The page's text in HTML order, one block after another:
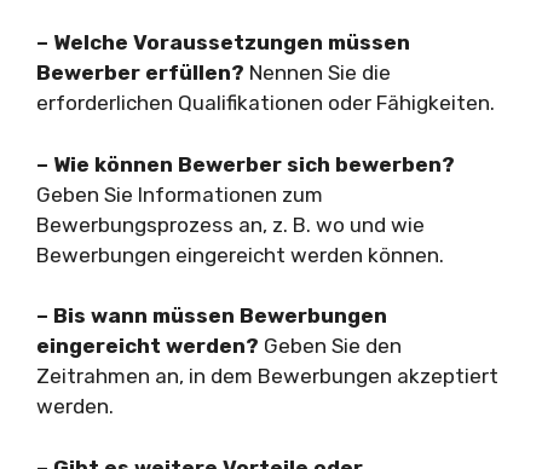
– Welche Voraussetzungen müssen
Bewerber erfüllen? Nennen Sie die
erforderlichen Qualifikationen oder Fähigkeiten.
– Wie können Bewerber sich bewerben?
Geben Sie Informationen zum
Bewerbungsprozess an, z. B. wo und wie
Bewerbungen eingereicht werden können.
– Bis wann müssen Bewerbungen
eingereicht werden? Geben Sie den
Zeitrahmen an, in dem Bewerbungen akzeptiert
werden.